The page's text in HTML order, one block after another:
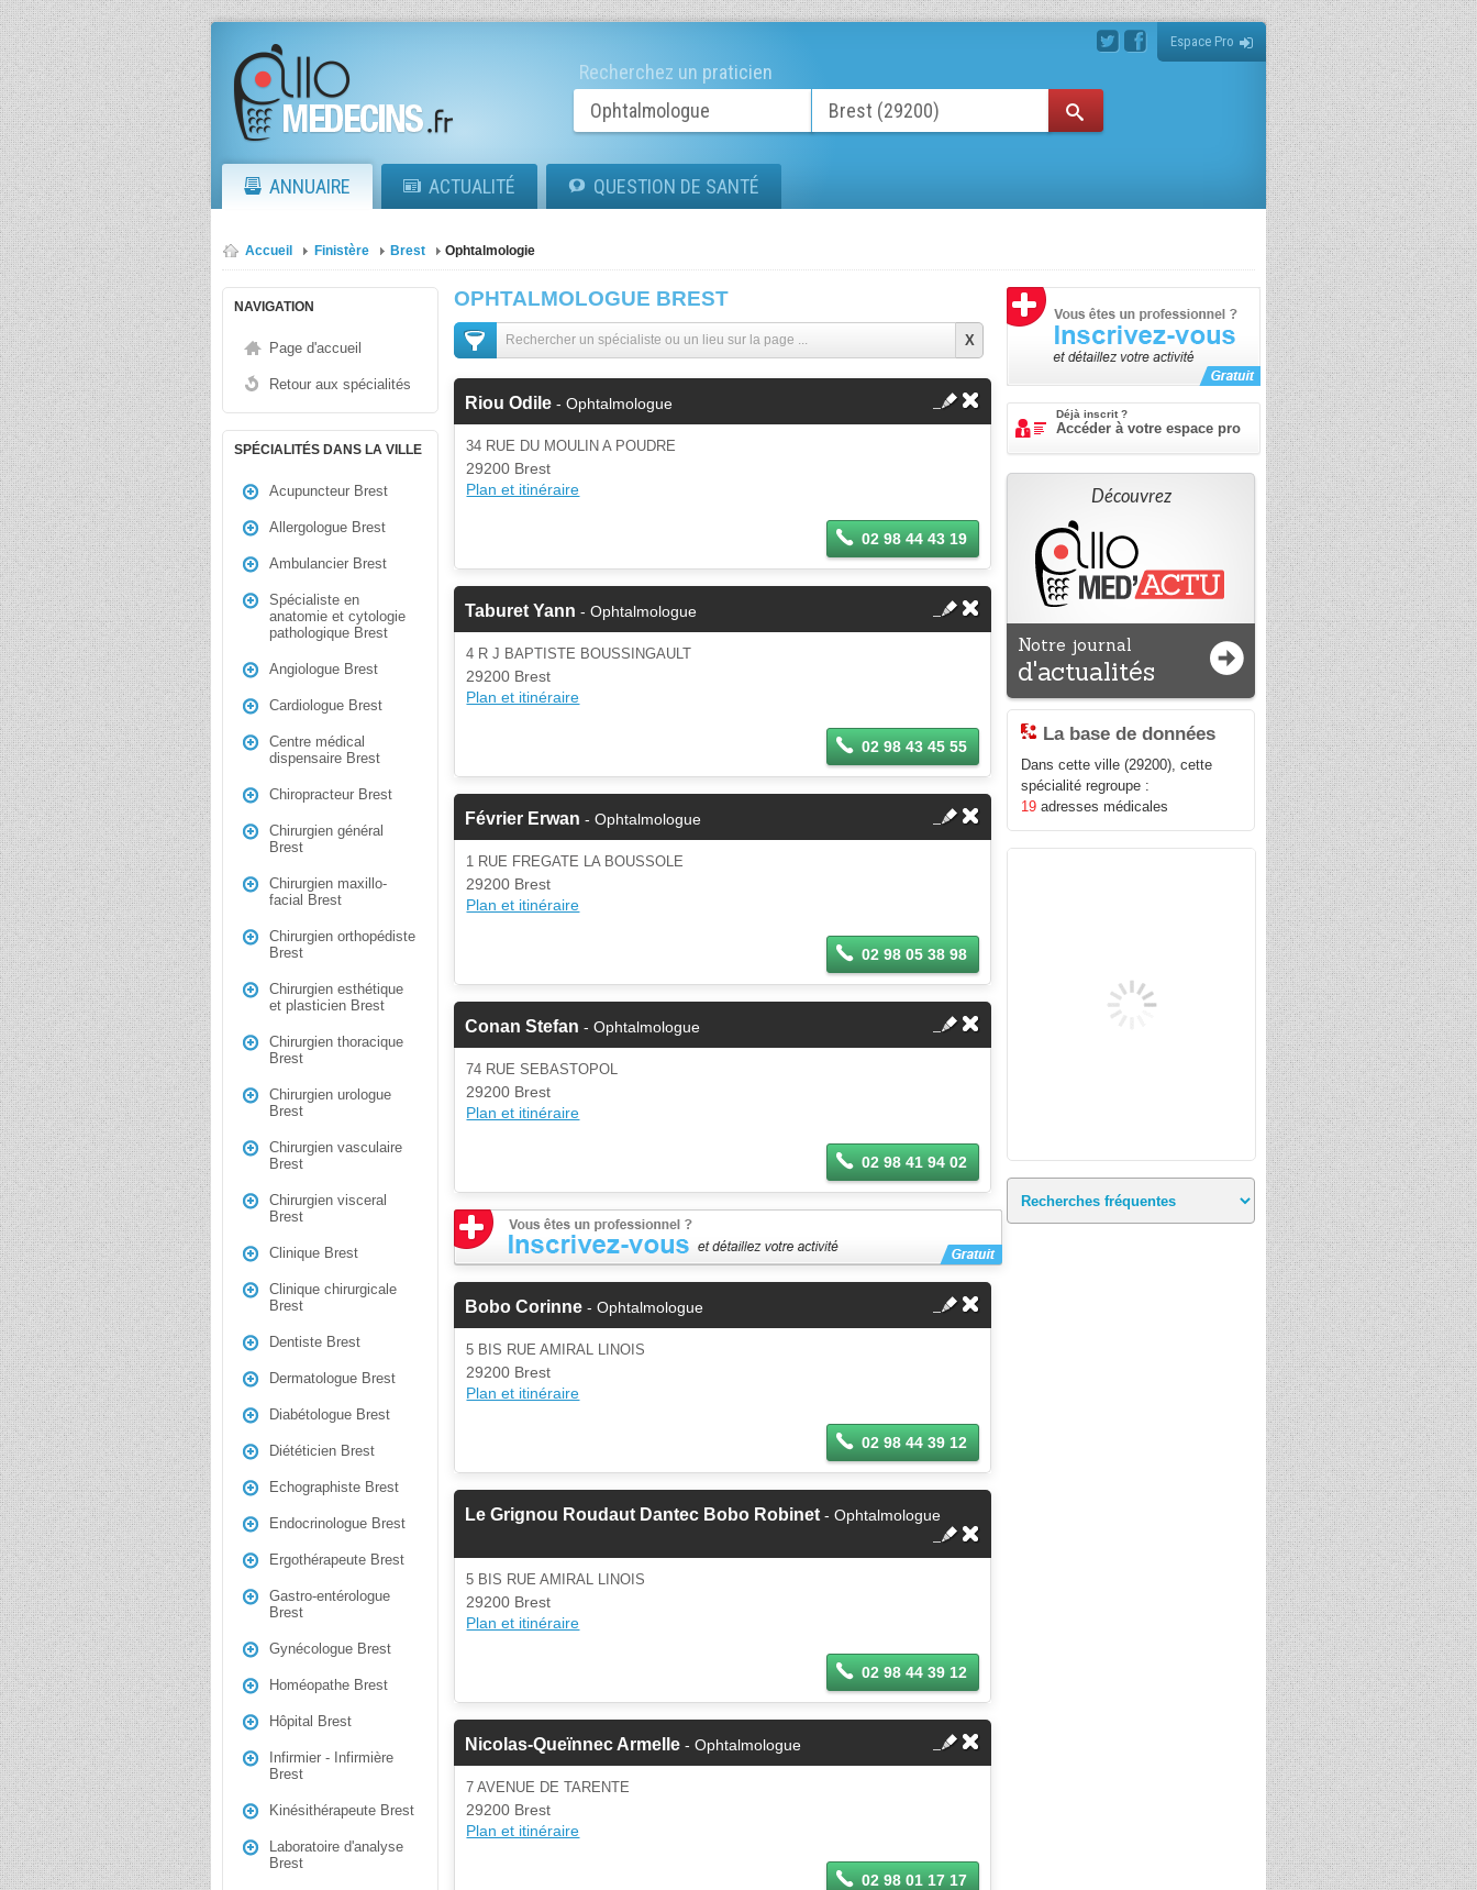
Espace Pro
Recherchez un praticien
ANNUAIRE ACTUALITÉ QUESTION DE SANTÉ
Accueil Finistère Brest Ophtalmologie
NAVIGATION
Page d'accueil
Retour aux spécialités
SPÉCIALITÉS DANS LA VILLE
Acupuncteur Brest
Allergologue Brest
Ambulancier Brest
Spécialiste en
anatomie et cytologie
pathologique Brest
Angiologue Brest
Cardiologue Brest
Centre médical
dispensaire Brest
Chiropracteur Brest
Chirurgien général
Brest
Chirurgien maxillo-
facial Brest
Chirurgien orthopédiste
Brest
Chirurgien esthétique
et plasticien Brest
Chirurgien thoracique
Brest
Chirurgien urologue
Brest
Chirurgien vasculaire
Brest
Chirurgien visceral
Brest
Clinique Brest
Clinique chirurgicale
Brest
Dentiste Brest
Dermatologue Brest
Diabétologue Brest
Diététicien Brest
Echographiste Brest
Endocrinologue Brest
Ergothérapeute Brest
Gastro-entérologue
Brest
Gynécologue Brest
Homéopathe Brest
Hôpital Brest
Infirmier - Infirmière
Brest
Kinésithérapeute Brest
Laboratoire d'analyse
Brest
OPHTALMOLOGUE BREST
Riou Odile - Ophtalmologue
34 RUE DU MOULIN A POUDRE
29200 Brest
Plan et itinéraire
02 98 44 43 19
Taburet Yann - Ophtalmologue
4 R J BAPTISTE BOUSSINGAULT
29200 Brest
Plan et itinéraire
02 98 43 45 55
Février Erwan - Ophtalmologue
1 RUE FREGATE LA BOUSSOLE
29200 Brest
Plan et itinéraire
02 98 05 38 98
Conan Stefan - Ophtalmologue
74 RUE SEBASTOPOL
29200 Brest
Plan et itinéraire
02 98 41 94 02
Bobo Corinne - Ophtalmologue
5 BIS RUE AMIRAL LINOIS
29200 Brest
Plan et itinéraire
02 98 44 39 12
Le Grignou Roudaut Dantec Bobo Robinet - Ophtalmologue
5 BIS RUE AMIRAL LINOIS
29200 Brest
Plan et itinéraire
02 98 44 39 12
Nicolas-Queïnnec Armelle - Ophtalmologue
7 AVENUE DE TARENTE
29200 Brest
Plan et itinéraire
02 98 01 17 17
Déjà inscrit ?
Accéder à votre espace pro
Découvrez
Notre journal
d'actualités
La base de données
Dans cette ville (29200), cette
spécialité regroupe :
19 adresses médicales